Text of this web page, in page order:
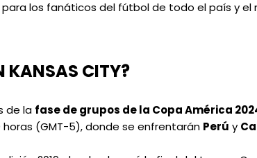
los fanáticos del fútbol de todo el país y el
KANSAS CITY?
de la fase de grupos de la Copa América
(GMT-5), donde se enfrentarán Perú y